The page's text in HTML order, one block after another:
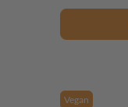
Vegan